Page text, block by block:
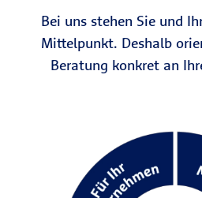
Bei uns stehen Sie und
Mittelpunkt. Deshalb
Beratung konkret an